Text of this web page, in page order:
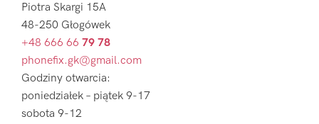
Piotra Skargi 15A
48-250 Głogówek
+48 666 66 79 78
phonefix.gk@gmail.com
Godziny otwarcia:
poniedziałek – piątek 9-17
sobota 9-12